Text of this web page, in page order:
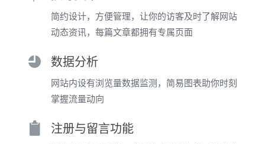
简约设计，方便管理，让你的访客及时了解网站
动态资讯，每篇文章都拥有专属页面
数据分析
网站内设有浏览量数据监测，简易图表助你时刻
掌握流量动向
注册与留言功能